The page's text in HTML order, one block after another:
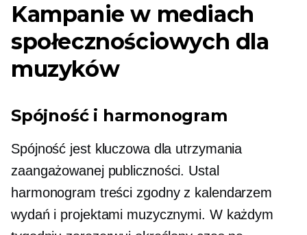
Kampanie w mediach
społecznościowych dla
muzyków
Spójność i harmonogram
Spójność jest kluczowa dla utrzymania
zaangażowanej publiczności. Ustal
harmonogram treści zgodny z kalendarzem
wydań i projektami muzycznymi. W każdym